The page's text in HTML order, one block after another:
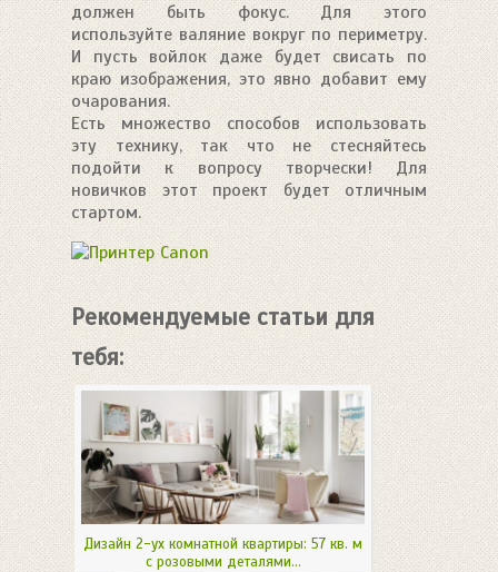
должен быть фокус. Для этого
используйте валяние вокруг по периметру.
И пусть войлок даже будет свисать по
краю изображения, это явно добавит ему
очарования.
Есть множество способов использовать
эту технику, так что не стесняйтесь
подойти к вопросу творчески! Для
новичков этот проект будет отличным
стартом.
Рекомендуемые статьи для
тебя:
Дизайн 2-ух комнатной квартиры: 57 кв. м
с розовыми деталями...